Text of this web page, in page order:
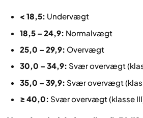
< 18,5: Undervægt
18,5 – 24,9: Normalvægt
25,0 – 29,9: Overvægt
30,0 – 34,9: Svær overvægt
35,0 – 39,9: Svær overvægt
≥ 40,0: Svær overvægt (klasse